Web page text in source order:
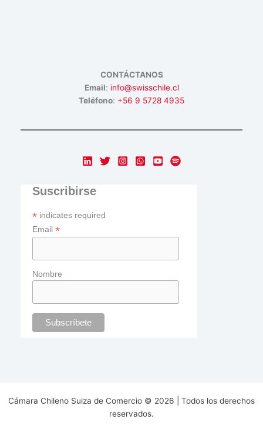
CONTÁCTANOS
Email: info@swisschile.cl
Teléfono: +56 9 5728 4935
Suscribirse
* indicates required
Email *
Nombre
Cámara Chileno Suiza de Comercio © 2026 | Todos los derechos
reservados.